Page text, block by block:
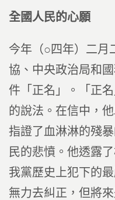
全國人民的心願
今年（○四年）二月
協、中央政治局和
件「正名」。「正
的說法。在信中，
指證了血淋淋的殘
民的悲憤。他透露
我黨歷史上犯下的
無力去糾正，但將